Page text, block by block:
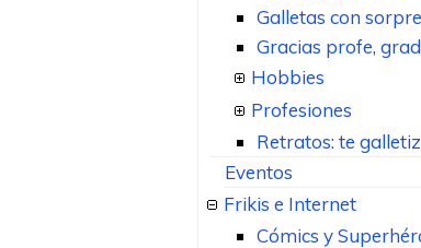
Galletas con
Gracias profe,
Hobbies
Profesiones
Retratos: te
Eventos
Frikis e Internet
Cómics y